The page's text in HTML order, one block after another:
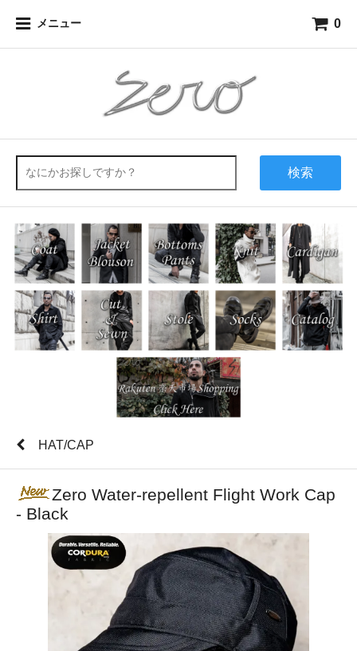
メニュー 0
検索
HAT/CAP
Zero Water-repellent Flight Work Cap
- Black